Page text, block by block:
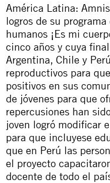
América Latina:
logros de su
humanos ¡Es mi
cinco años y cuya
Argentina, Chile y
reproductivos para
positivos en sus
de jóvenes para que
repercusiones han
joven logró modificar
para que incluyese
que en Perú las
el proyecto
docente de todo el